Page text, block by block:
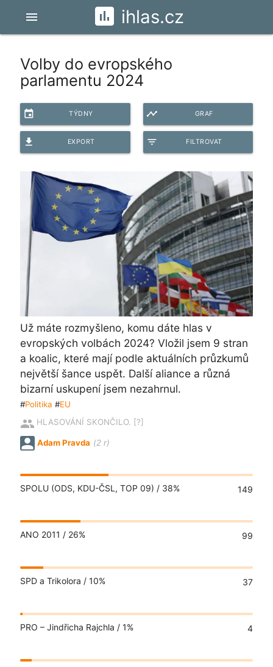
ihlas.cz
menu
Volby do evropského
parlamentu 2024
event TÝDNY timeline GRAF
file_download EXPORT filter_list FILTROVAT
Už máte rozmyšleno, komu dáte hlas v
evropských volbách 2024? Vložil jsem 9 stran
a koalic, které mají podle aktuálních průzkumů
největší šance uspět. Další aliance a různá
bizarní uskupení jsem nezahrnul.
#Politika #EU
people HLASOVÁNÍ SKONČILO. [?]
Adam Pravda (2 r)
SPOLU (ODS, KDU-ČSL, TOP 09) / 38% 149
ANO 2011 / 26% 99
SPD a Trikolora / 10% 37
PRO – Jindřicha Rajchla / 1% 4